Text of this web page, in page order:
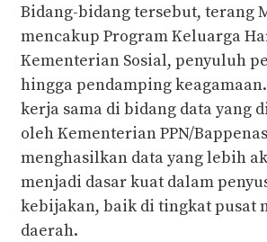
Bidang-bidang tersebut, terang
mencakup Program Keluarga
Kementerian Sosial, penyuluh
hingga pendamping
kerja sama di bidang data yang
oleh Kementerian PPN/
menghasilkan data yang lebih
menjadi dasar kuat dalam
kebijakan, baik di tingkat pusat
daerah.